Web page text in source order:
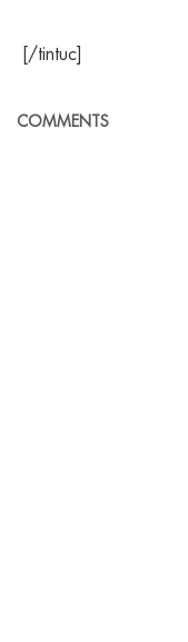
[/tintuc]
COMMENTS